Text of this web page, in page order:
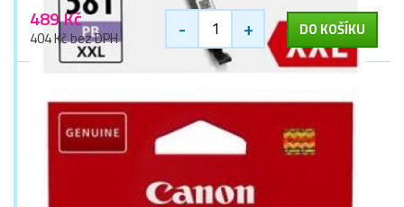
489 Kč
404 Kč bez DPH - + DO KOŠÍKU